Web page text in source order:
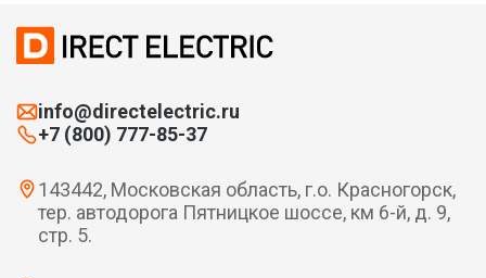
info@directelectric.ru
+7 (800) 777-85-37
143442, Московская область, г.о. Красногорск,
тер. автодорога Пятницкое шоссе, км 6-й, д. 9,
стр. 5.